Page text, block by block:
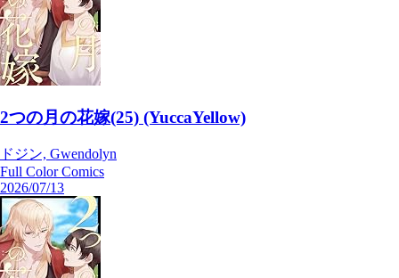
2つの月の花嫁(25) (YuccaYellow)
ドジン, Gwendolyn
Full Color Comics
2026/07/13